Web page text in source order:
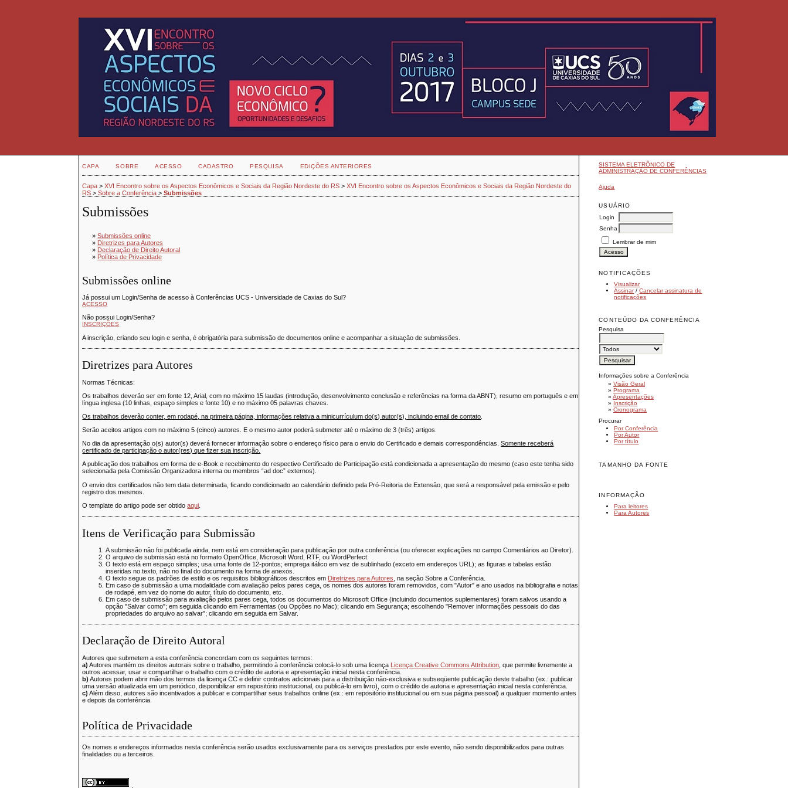
SISTEMA ELETRÔNICO DE
ADMINISTRAÇÃO DE CONFERÊNCIAS
Ajuda
USUÁRIO
Login
Senha
Lembrar de mim
NOTIFICAÇÕES
Visualizar
Assinar/Cancelar assinatura de
notificações
CONTEÚDO DA CONFERÊNCIA
Pesquisa
Informações sobre a Conferência
»Visão Geral
»Programa
»Apresentações
» Inscrição
»Cronograma
Procurar
Por Conferência
Por Autor
Por título
TAMANHO DA FONTE
INFORMAÇÃO
Para leitores
Para Autores
CAPA SOBRE ACESSO CADASTRO PESQUISA EDIÇÕES ANTERIORES
Capa >XVI Encontro sobre os Aspectos Econômicos e Sociais da Região Nordeste do RS >XVI Encontro sobre os Aspectos Econômicos e Sociais da Região Nordeste do
RS >Sobre a Conferência >Submissões
Submissões
»Submissões online
» Diretrizes para Autores
» Declaração de Direito Autoral
» Política de Privacidade
Submissões online
Já possui um Login/Senha de acesso à Conferências UCS - Universidade de Caxias do Sul?
ACESSO
Não possui Login/Senha?
INSCRIÇÕES
A inscrição, criando seu login e senha, é obrigatória para submissão de documentos online e acompanhar a situação de submissões.
Diretrizes para Autores
Normas Técnicas:
Os trabalhos deverão ser em fonte 12, Arial, com no máximo 15 laudas (introdução, desenvolvimento conclusão e referências na forma da ABNT), resumo em português e em
língua inglesa (10 linhas, espaço simples e fonte 10) e no máximo 05 palavras chaves.
Os trabalhos deverão conter, em rodapé, na primeira página, informações relativa a minicurrículum do(s) autor(s), incluindo email de contato
Serão aceitos artigos com no máximo 5 (cinco) autores. E o mesmo autor poderá submeter até o máximo de 3 (três) artigos.
No dia da apresentação o(s) autor(s) deverá fornecer informação sobre o endereço físico para o envio do Certificado e demais correspondências.Somente receberá
certificado de participação o autor(res) que fizer sua inscrição.
A publicação dos trabalhos em forma de e-Book e recebimento do respectivo Certificado de Participação está condicionada a apresentação do mesmo (caso este tenha sido
selecionada pela Comissão Organizadora interna ou membros “ad doc” externos).
O envio dos certificados não tem data determinada, ficando condicionado ao calendário definido pela Pró-Reitoria de Extensão, que será a responsável pela emissão e pelo
registro dos mesmos.
O template do artigo pode ser obtidoaqui
Itens de Verificação para Submissão
A submissão não foi publicada ainda, nem está em consideração para publicação por outra conferência (ou oferecer explicações no campo Comentários ao Diretor).
O arquivo de submissão está no formato OpenOffice, Microsoft Word, RTF, ou WordPerfect.
O texto está em espaço simples; usa uma fonte de 12-pontos; emprega itálico em vez de sublinhado (exceto em endereços URL); as figuras e tabelas estão
inseridas no texto, não no final do documento na forma de anexos.
O texto segue os padrões de estilo e os requisitos bibliográficos descritos em Diretrizes para Autores , na seção Sobre a Conferência.
Em caso de submissão a uma modalidade com avaliação pelos pares cega, os nomes dos autores foram removidos, com "Autor" e ano usados na bibliografia e notas
de rodapé, em vez do nome do autor, título do documento, etc.
Em caso de submissão para avaliação pelos pares cega, todos os documentos do Microsoft Office (incluindo documentos suplementares) foram salvos usando a
opção "Salvar como"; em seguida clicando em Ferramentas (ou Opções no Mac); clicando em Segurança; escolhendo "Remover informações pessoais do das
propriedades do arquivo ao salvar"; clicando em seguida em Salvar.
Declaração de Direito Autoral
Autores que submetem a esta conferência concordam com os seguintes termos:
a) Autores mantém os direitos autorais sobre o trabalho, permitindo à conferência colocá-lo sob uma licença Licença Creative Commons Attribution , que permite livremente a
outros acessar, usar e compartilhar o trabalho com o crédito de autoria e apresentação inicial nesta conferência.
b) Autores podem abrir mão dos termos da licença CC e definir contratos adicionais para a distribuição não-exclusiva e subseqüente publicação deste trabalho (ex.: publicar
uma versão atualizada em um periódico, disponibilizar em repositório institucional, ou publicá-lo em livro), com o crédito de autoria e apresentação inicial nesta conferência.
c) Além disso, autores são incentivados a publicar e compartilhar seus trabalhos online (ex.: em repositório institucional ou em sua página pessoal) a qualquer momento antes
e depois da conferência.
Política de Privacidade
Os nomes e endereços informados nesta conferência serão usados exclusivamente para os serviços prestados por este evento, não sendo disponibilizados para outras
finalidades ou a terceiros.